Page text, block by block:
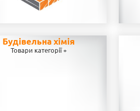
Будівельна хімія
Товари категорії +